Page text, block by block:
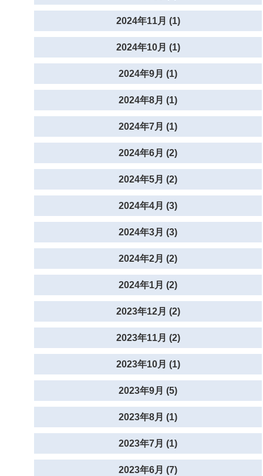
2024年11月 (1)
2024年10月 (1)
2024年9月 (1)
2024年8月 (1)
2024年7月 (1)
2024年6月 (2)
2024年5月 (2)
2024年4月 (3)
2024年3月 (3)
2024年2月 (2)
2024年1月 (2)
2023年12月 (2)
2023年11月 (2)
2023年10月 (1)
2023年9月 (5)
2023年8月 (1)
2023年7月 (1)
2023年6月 (7)